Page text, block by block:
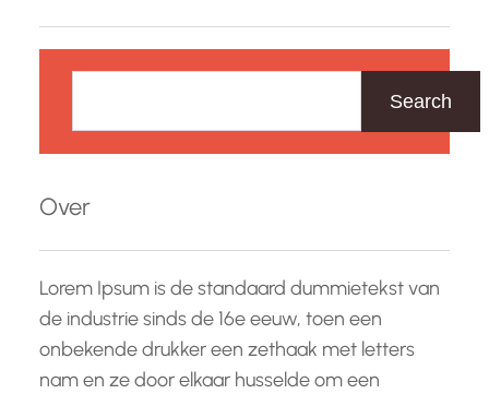
k
n
Search
Over
Lorem Ipsum is de standaard dummietekst van
de industrie sinds de 16e eeuw, toen een
onbekende drukker een zethaak met letters
nam en ze door elkaar husselde om een